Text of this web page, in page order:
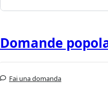
Domande
Fai una domanda